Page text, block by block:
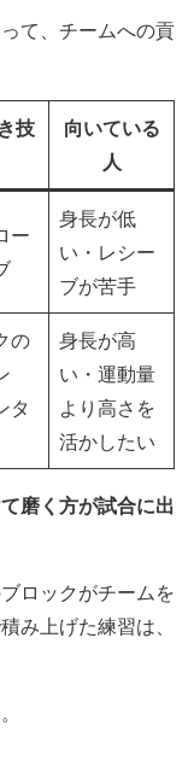
て、チームへの貢
技
向いている
人
ー
身長が低
い・レシー
ブが苦手
の
タ
身長が高
い・運動量
より高さを
活かしたい
磨く方が試合に出
ロックがチームを
み上げた練習は、